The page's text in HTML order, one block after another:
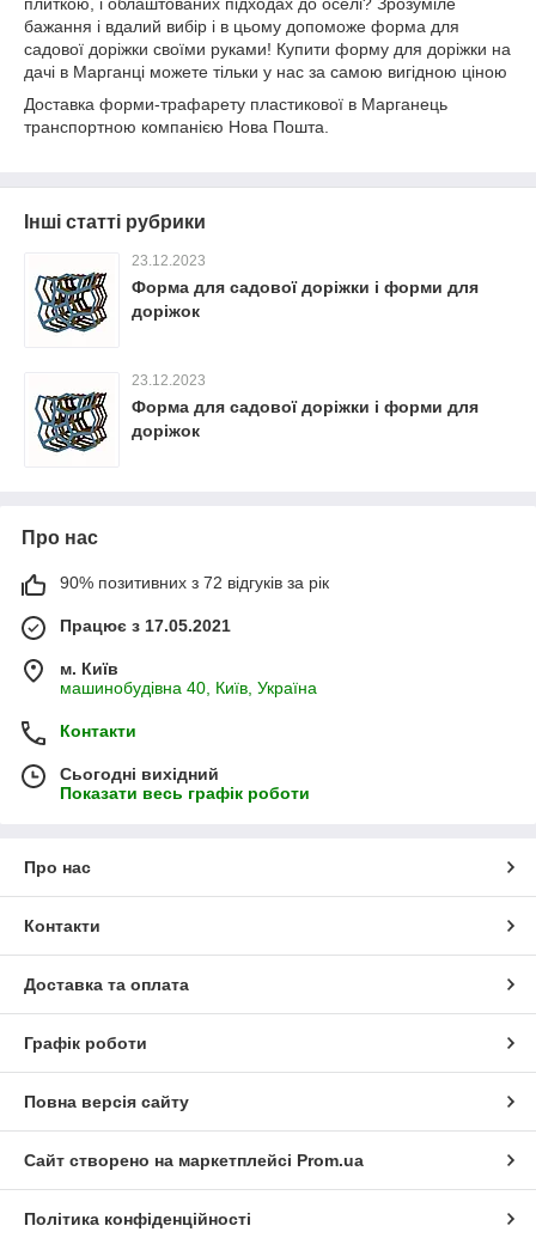
плиткою, і облаштованих підходах до оселі? Зрозуміле
бажання і вдалий вибір і в цьому допоможе форма для
садової доріжки своїми руками! Купити форму для доріжки на
дачі в Марганці можете тільки у нас за самою вигідною ціною
Доставка форми-трафарету пластикової в Марганець
транспортною компанією Нова Пошта.
Інші статті рубрики
23.12.2023
Форма для садової доріжки і форми для
доріжок
23.12.2023
Форма для садової доріжки і форми для
доріжок
Про нас
90% позитивних з 72 відгуків за рік
Працює з 17.05.2021
м. Київ
машинобудівна 40, Київ, Україна
Контакти
Сьогодні вихідний
Показати весь графік роботи
Про нас
Контакти
Доставка та оплата
Графік роботи
Повна версія сайту
Сайт створено на маркетплейсі Prom.ua
Політика конфіденційності